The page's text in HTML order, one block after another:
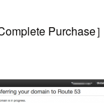
Purchase